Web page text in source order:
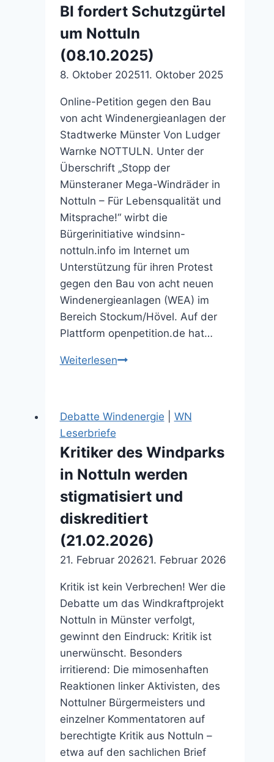
verbranntes
Geld“
(19.11.2025)
BI fordert Schutzgürtel
um Nottuln
(08.10.2025)
8. Oktober 202511. Oktober 2025
Online-Petition gegen den Bau
von acht Windenergieanlagen der
Stadtwerke Münster Von Ludger
Warnke NOTTULN. Unter der
Überschrift „Stopp der
Münsteraner Mega-Windräder in
Nottuln – Für Lebensqualität und
Mitsprache!“ wirbt die
Bürgerinitiative windsinn-
nottuln.info im Internet um
Unterstützung für ihren Protest
gegen den Bau von acht neuen
Windenergieanlagen (WEA) im
Bereich Stockum/Hövel. Auf der
Plattform openpetition.de hat…
WeiterlesenBI
um
Nottuln
Debatte Windenergie
WN
Leserbriefe
Kritiker des Windparks
in Nottuln werden
stigmatisiert und
diskreditiert
(21.02.2026)
21. Februar 202621. Februar 2026
Kritik ist kein Verbrechen! Wer die
Debatte um das Windkraftprojekt
Nottuln in Münster verfolgt,
gewinnt den Eindruck: Kritik ist
unerwünscht. Besonders
irritierend: Die mimosenhaften
Reaktionen linker Aktivisten, des
Nottulner Bürgermeisters und
einzelner Kommentatoren auf
berechtigte Kritik aus Nottuln –
etwa auf den sachlichen Brief